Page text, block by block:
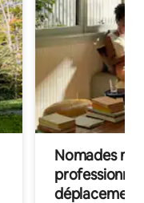
Nomades
déplacement